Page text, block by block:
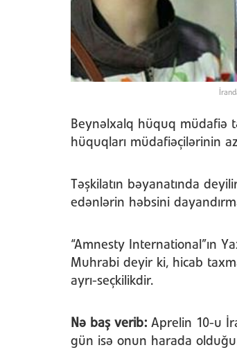
Beynəlxalq hüquq müdafiə
hüquqları müdafiəçilərinin
Təşkilatın bəyanatında
edənlərin həbsini
“Amnesty International”ın
Muhrabi deyir ki, hicab
ayrı-seçkilikdir.
Nə baş verib: Aprelin 10-u
gün isə onun harada